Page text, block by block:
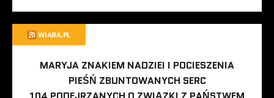
WIARA.PL
MARYJA ZNAKIEM NADZIEI I POCIESZENIA
PIEŚŃ ZBUNTOWANYCH SERC